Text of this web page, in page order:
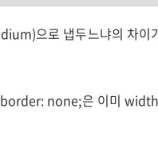
으로 냅두느냐의 차이
none;은 이미